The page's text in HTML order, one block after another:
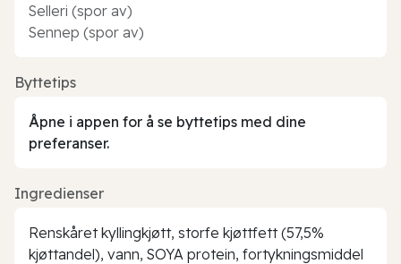
Selleri (spor av)
Sennep (spor av)
Byttetips
Åpne i appen for å se byttetips med dine
preferanser.
Ingredienser
Renskåret kyllingkjøtt, storfe kjøttfett (57,5%
kjøttandel), vann, SOYA protein, fortykningsmiddel